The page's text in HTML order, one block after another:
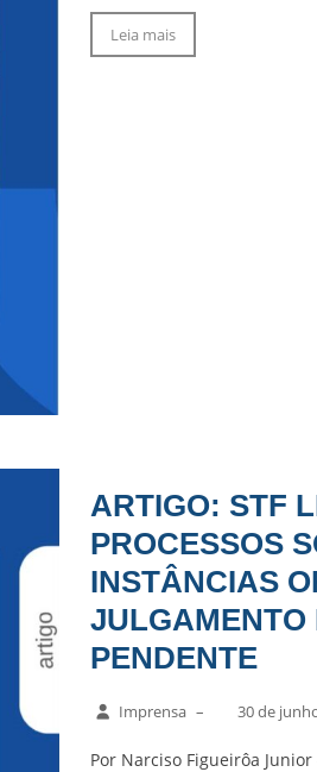
Leia mais
ARTIGO: STF
PROCESSOS
INSTÂNCIAS
JULGAMENTO
PENDENTE
Imprensa – 30 de
Por Narciso Figueirôa